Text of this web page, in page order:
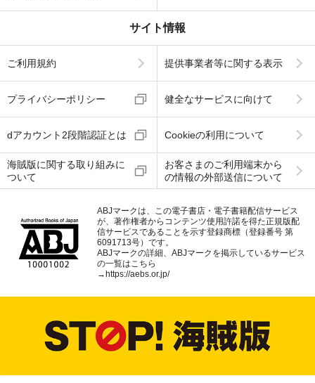
サイト情報
ご利用規約 提供事業者等に関する表示
プライバシーポリシー 健全なサービスに向けて
dアカウント2段階認証とは Cookieの利用について
海賊版に関する取り組みに
ついて
お客さまのご利用端末から
の情報の外部送信について
ABJマークは、この電子書店・電子書籍配信サービス
が、著作権者からコンテンツ使用許諾を得た正規版配
信サービスであることを示す登録商標（登録番号 第
6091713号）です。
ABJマークの詳細、ABJマークを掲示しているサービス
の一覧はこちら
→ https://aebs.or.jp/